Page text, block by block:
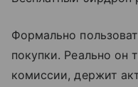
Формально
покупки. Реально он
комиссии, держит